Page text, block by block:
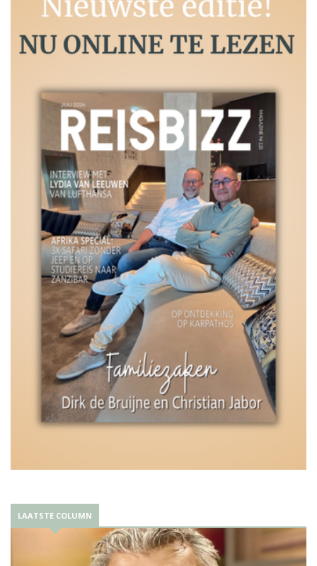
LAATSTE COLUMN